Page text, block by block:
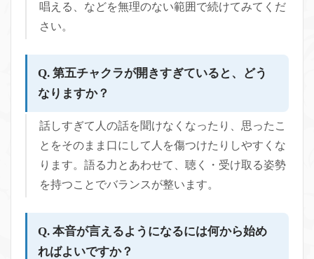
唱える、などを無理のない範囲で続けてみてくだ
さい。
Q. 第五チャクラが開きすぎていると、どう
なりますか？
話しすぎて人の話を聞けなくなったり、思ったこ
とをそのまま口にして人を傷つけたりしやすくな
ります。語る力とあわせて、聴く・受け取る姿勢
を持つことでバランスが整います。
Q. 本音が言えるようになるには何から始め
ればよいですか？